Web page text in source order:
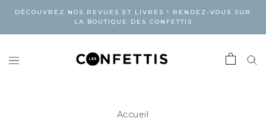
DÉCOUVREZ NOS REVUES ET LIVRES ! RENDEZ-VOUS SUR
LA BOUTIQUE DES CONFETTIS
Accueil